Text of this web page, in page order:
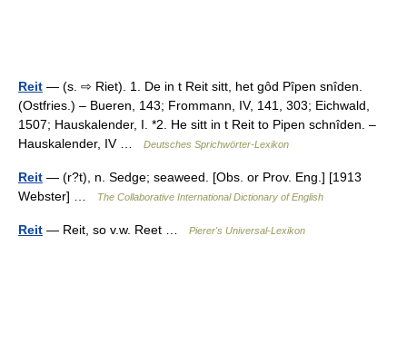
Reit — (s. ⇨ Riet). 1. De in t Reit sitt, het gôd Pîpen snîden.
(Ostfries.) – Bueren, 143; Frommann, IV, 141, 303; Eichwald,
1507; Hauskalender, I. *2. He sitt in t Reit to Pipen schnîden. –
Hauskalender, IV …
Deutsches Sprichwörter-Lexikon
Reit — (r?t), n. Sedge; seaweed. [Obs. or Prov. Eng.] [1913
Webster] …
The Collaborative International Dictionary of English
Reit — Reit, so v.w. Reet … Pierer's Universal-Lexikon